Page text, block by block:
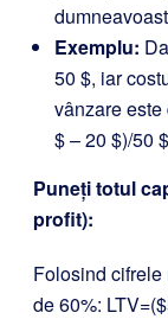
Exemplu:
50 $, iar
vânzare este
$ – 20 $)/50
Puneți totul
profit):
Folosind
de 60%: